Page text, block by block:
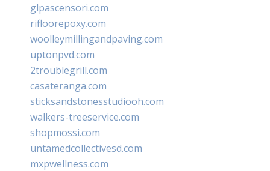
glpascensori.com
rifloorepoxy.com
woolleymillingandpaving.com
uptonpvd.com
2troublegrill.com
casateranga.com
sticksandstonesstudiooh.com
walkers-treeservice.com
shopmossi.com
untamedcollectivesd.com
mxpwellness.com